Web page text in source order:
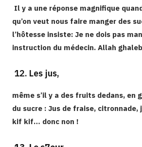
Il y a une réponse magnifique
qu’on veut nous faire manger des
l’hôtesse insiste: Je ne dois pas
instruction du médecin. Allah
12. Les jus,
même s’il y a des fruits dedans, en
du sucre : Jus de fraise,
kif kif… donc non !